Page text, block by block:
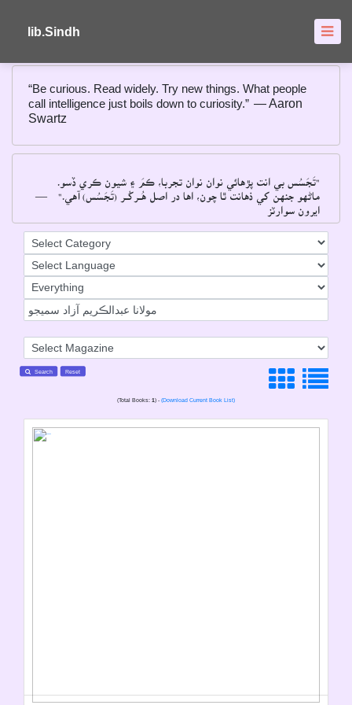
lib.Sindh
“Be curious. Read widely. Try new things. What people
call intelligence just boils down to curiosity.” ― Aaron
Swartz
"تَجَسُس بي انت پڙهائي نوان نوان تجربا، ڪمَ ۽ شيون ڪري ڏسو۔
ماڻهو جنهن کي ذهانت ٿا چون، اها در اصل هُــرکُــر (تَجَسُس) آهي۔"
ايرون سوارٽز
Search Reset
(Total Books: 1) - (Download Current Book List)